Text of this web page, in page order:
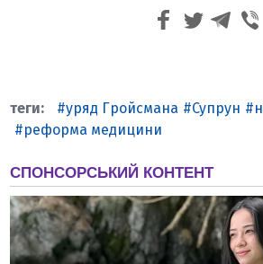
уряд Гройсмана Супрун
реформа медицини